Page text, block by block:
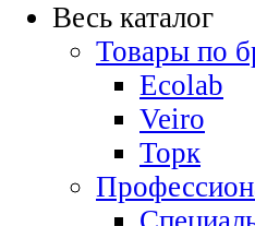
Весь каталог
Товары по
Ecolab
Veiro
Торк